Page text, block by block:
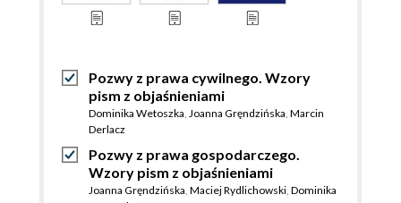
Pozwy z prawa cywilnego. Wzory
pism z objaśnieniami
Dominika Wetoszka Joanna Gręndzińska Marcin
Derlacz
Pozwy z prawa gospodarczego.
Wzory pism z objaśnieniami
Joanna Gręndzińska Maciej Rydlichowski Dominika